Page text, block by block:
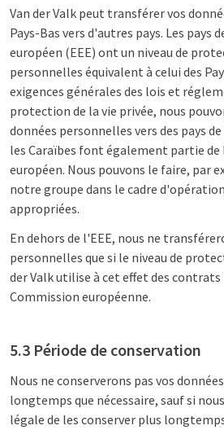
Van der Valk peut transférer vos
Pays-Bas vers d'autres pays. Les pays
européen (EEE) ont un niveau de
personnelles équivalent à celui des
exigences générales des lois et
protection de la vie privée, nous
données personnelles vers des pays
les Caraïbes font également partie de
européen. Nous pouvons le faire, par
notre groupe dans le cadre
appropriées.
En dehors de l'EEE, nous ne
personnelles que si le niveau de
der Valk utilise à cet effet des
Commission européenne.
5.3 Période de conservation
Nous ne conserverons pas vos
longtemps que nécessaire, sauf si
légale de les conserver plus